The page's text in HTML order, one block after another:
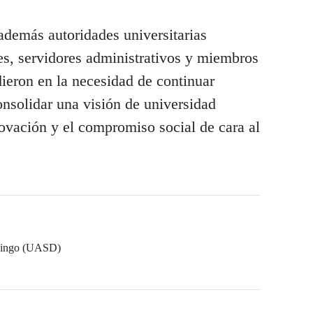
autoridades universitarias
servidores administrativos y miembros
en la necesidad de continuar
una visión de universidad
y el compromiso social de cara al
(UASD)